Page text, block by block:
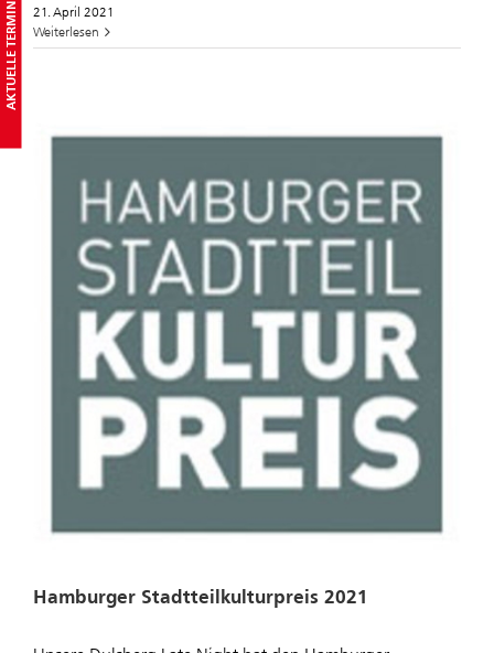
21. April 2021
Weiterlesen
Hamburger Stadtteilkulturpreis 2021
AKTUELLE TERMINE